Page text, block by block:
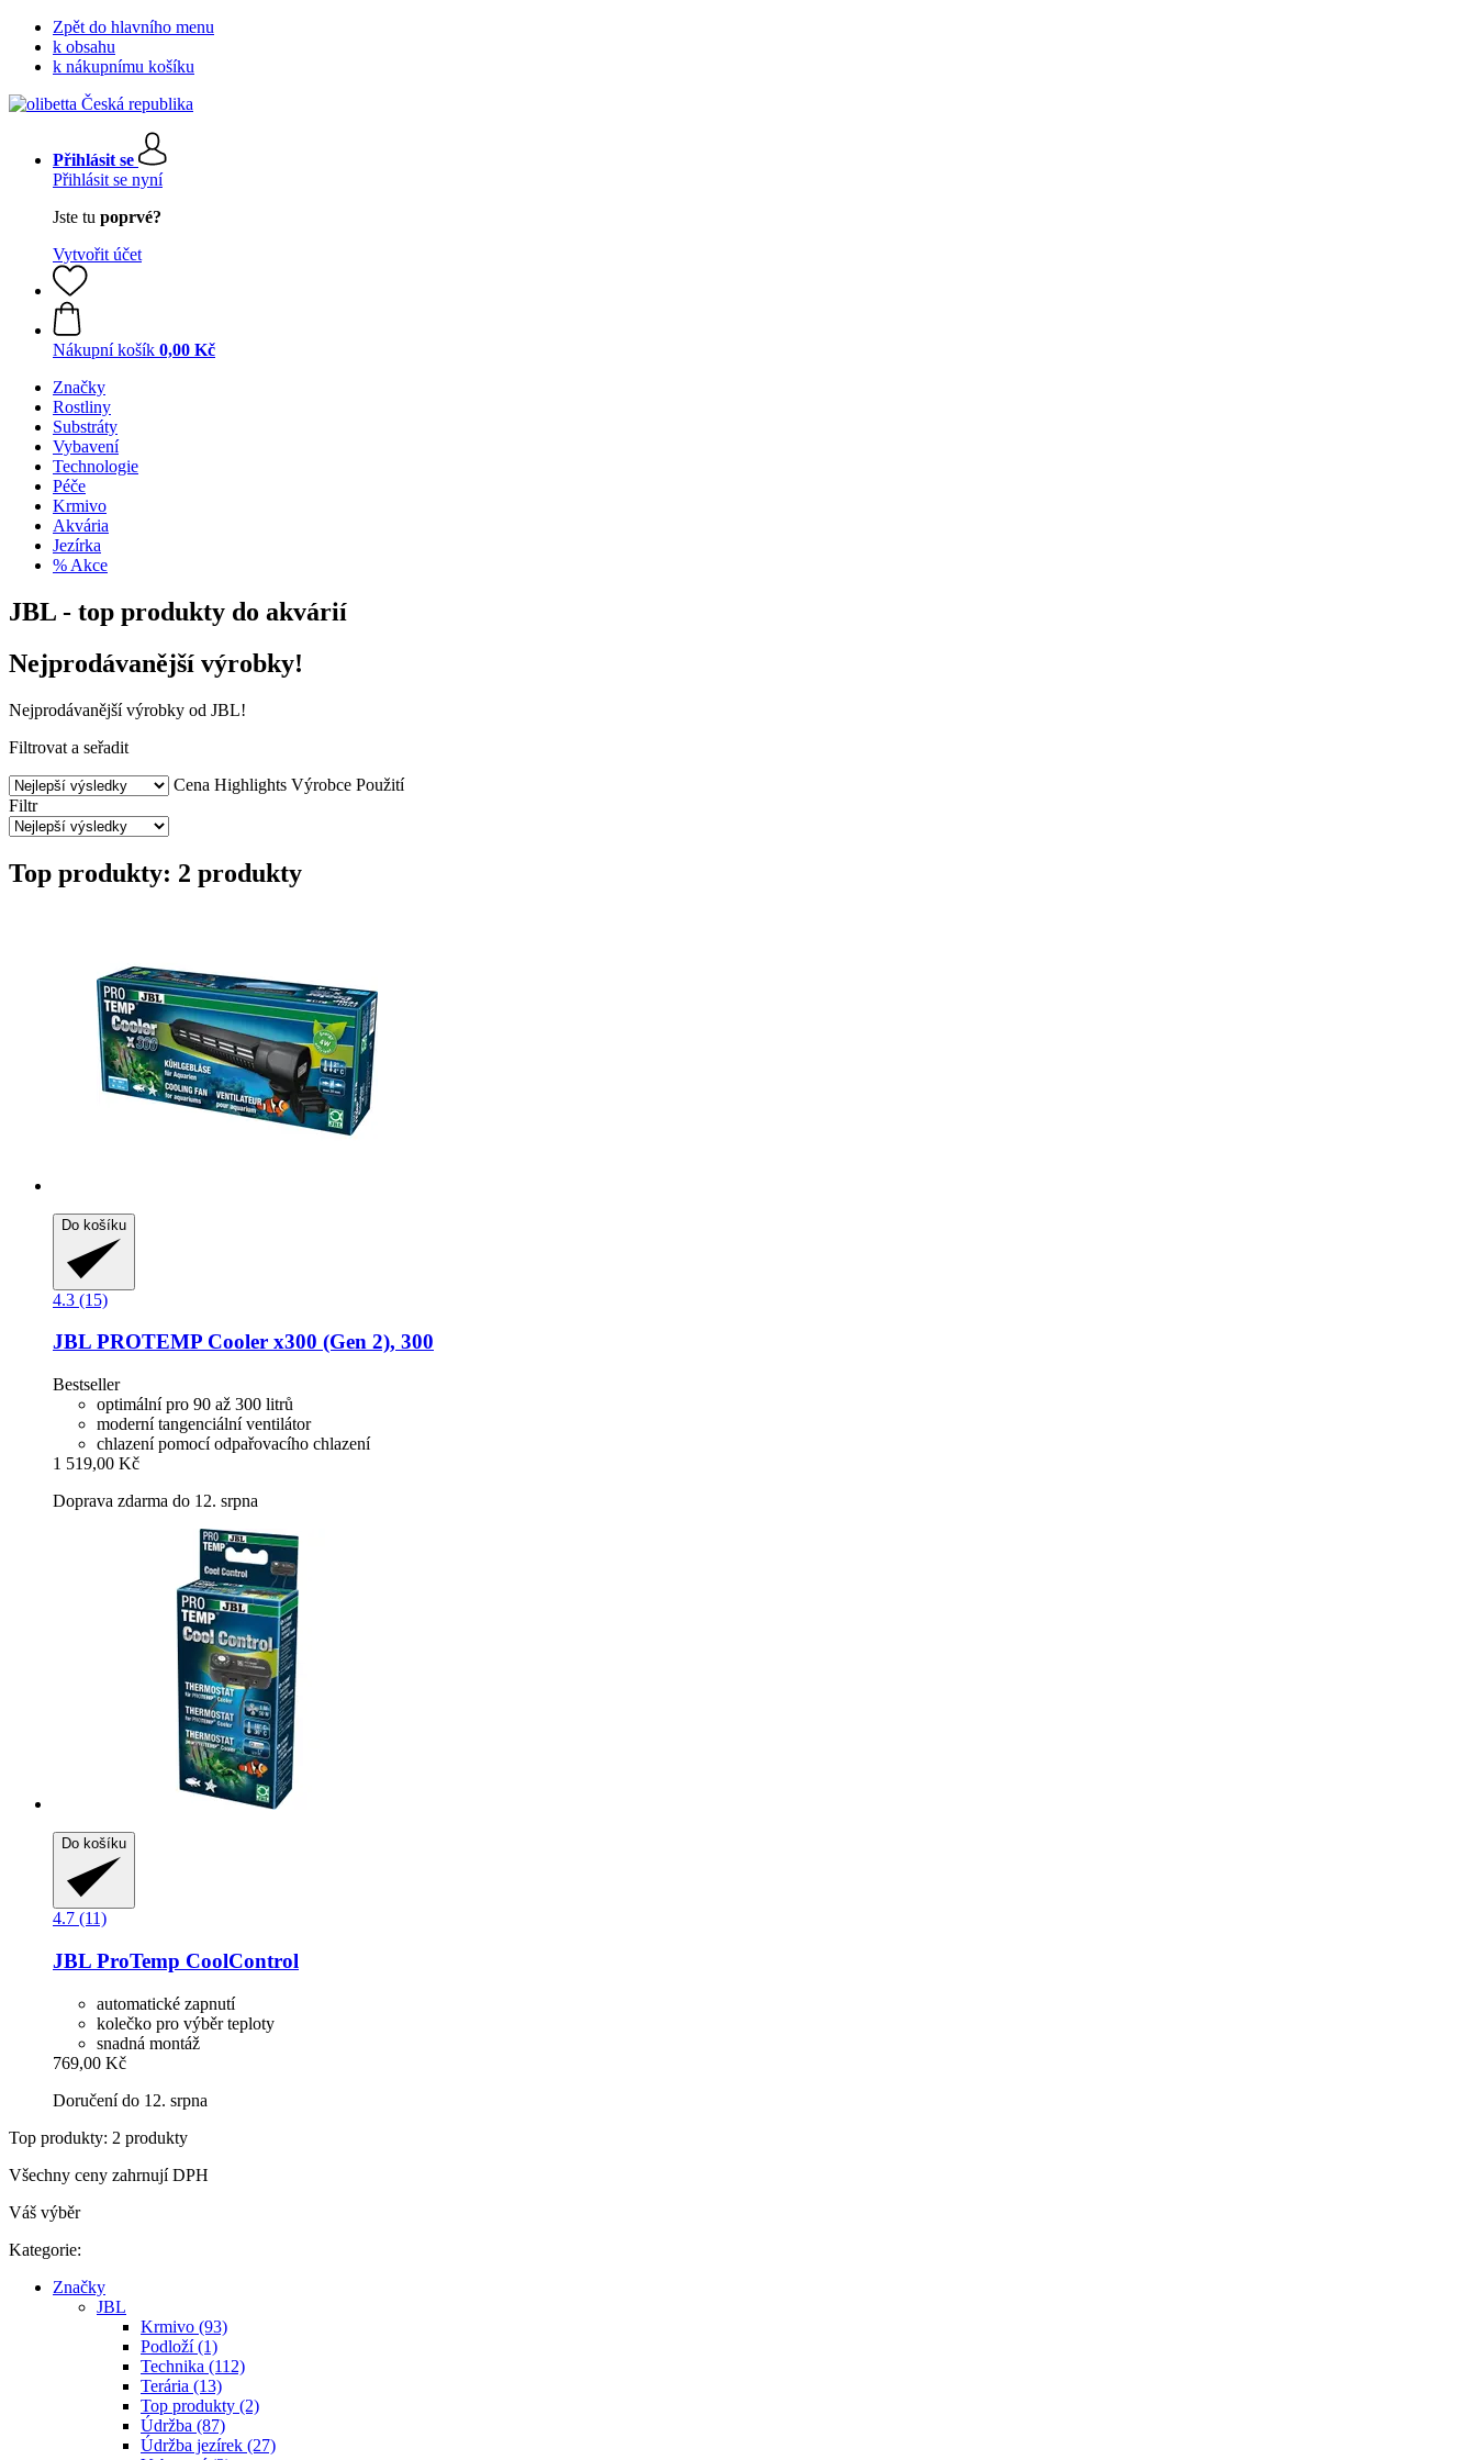
Zpět do hlavního menu
k obsahu
k nákupnímu košíku
Přihlásit se
Přihlásit se nyní
Jste tu poprvé?
Vytvořit účet
Nákupní košík 0,00 Kč
Značky
Rostliny
Substráty
Vybavení
Technologie
Péče
Krmivo
Akvária
Jezírka
% Akce
JBL - top produkty do akvárií
Nejprodávanější výrobky!
Nejprodávanější výrobky od JBL!
Filtrovat a seřadit
Cena Highlights Výrobce Použití
Filtr
Top produkty: 2 produkty
Do košíku
4.3 (15)
JBL PROTEMP Cooler x300 (Gen 2), 300
Bestseller
optimální pro 90 až 300 litrů
moderní tangenciální ventilátor
chlazení pomocí odpařovacího chlazení
1 519,00 Kč
Doprava zdarma do 12. srpna
Do košíku
4.7 (11)
JBL ProTemp CoolControl
automatické zapnutí
kolečko pro výběr teploty
snadná montáž
769,00 Kč
Doručení do 12. srpna
Top produkty: 2 produkty
Všechny ceny zahrnují DPH
Váš výběr
Kategorie:
Značky
JBL
Krmivo (93)
Podloží (1)
Technika (112)
Terária (13)
Top produkty (2)
Údržba (87)
Údržba jezírek (27)